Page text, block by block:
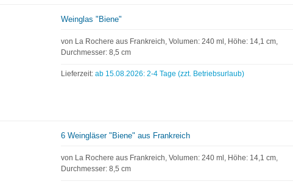
Weinglas "Biene"
von La Rochere aus Frankreich, Volumen: 240 ml, Höhe: 14,1 cm,
Durchmesser: 8,5 cm
Lieferzeit:ab 15.08.2026: 2-4 Tage (zzt. Betriebsurlaub)
6 Weingläser "Biene" aus Frankreich
von La Rochere aus Frankreich, Volumen: 240 ml, Höhe: 14,1 cm,
Durchmesser: 8,5 cm